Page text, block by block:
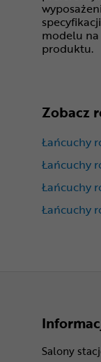
modelu
produktu.
Zobacz
Łańcuchy
Łańcuchy
Łańcuchy
Łańcuchy
Salony